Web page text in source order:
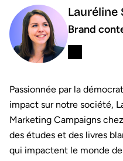
Lauréline
Brand
Passionnée par la
impact sur notre société,
Marketing Campaigns
des études et des livres
qui impactent le monde